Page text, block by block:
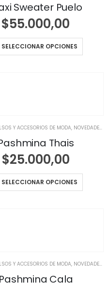
Sweater Puelo
$55.000,00
SELECCIONAR OPCIONES
Y ACCESORIOS DE MODA, NOVEDADES
Thais
$25.000,00
SELECCIONAR OPCIONES
Y ACCESORIOS DE MODA, NOVEDADES
Pashmina Cala